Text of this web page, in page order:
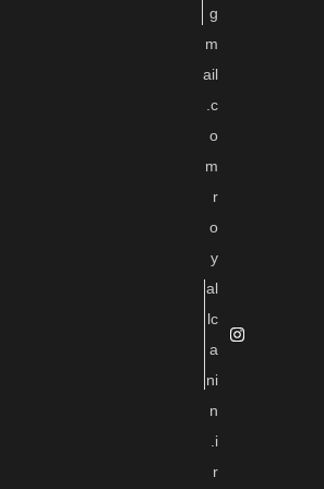
g
m
ail
.c
o
m
r
o
y
al
lc
a
ni
n
.i
r